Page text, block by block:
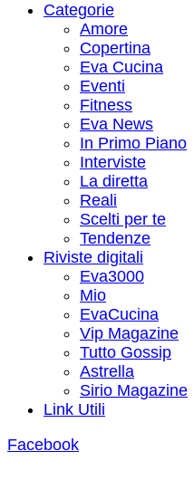
Categorie
Amore
Copertina
Eva Cucina
Eventi
Fitness
Eva News
In Primo Piano
Interviste
La diretta
Reali
Scelti per te
Tendenze
Riviste digitali
Eva3000
Mio
EvaCucina
Vip Magazine
Tutto Gossip
Astrella
Sirio Magazine
Link Utili
Facebook